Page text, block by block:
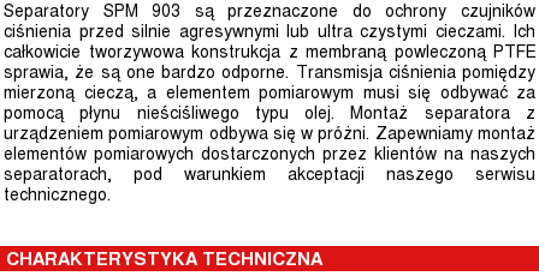
Separatory SPM 903 są przeznaczone do ochrony czujników
ciśnienia przed silnie agresywnymi lub ultra czystymi cieczami. Ich
całkowicie tworzywowa konstrukcja z membraną powleczoną PTFE
sprawia, że są one bardzo odporne. Transmisja ciśnienia pomiędzy
mierzoną cieczą, a elementem pomiarowym musi się odbywać za
pomocą płynu nieściśliwego typu olej. Montaż separatora z
urządzeniem pomiarowym odbywa się w próżni. Zapewniamy montaż
elementów pomiarowych dostarczonych przez klientów na naszych
separatorach, pod warunkiem akceptacji naszego serwisu
technicznego.
CHARAKTERYSTYKA TECHNICZNA